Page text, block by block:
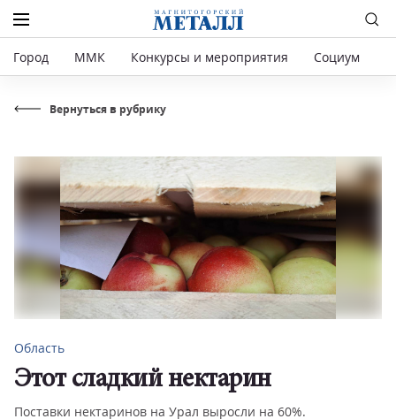
Город ММК Конкурсы и мероприятия Социум
Вернуться в рубрику
Область
Этот сладкий нектарин
Поставки нектаринов на Урал выросли на 60%.